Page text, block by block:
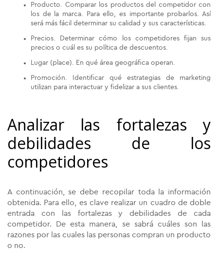
Producto. Comparar los productos del competidor con
los de la marca. Para ello, es importante probarlos. Así
será más fácil determinar su calidad y sus características.
Precios. Determinar cómo los competidores fijan sus
precios o cuál es su política de descuentos.
Lugar (place). En qué área geográfica operan.
Promoción. Identificar qué estrategias de marketing
utilizan para interactuar y fidelizar a sus clientes.
Analizar las fortalezas y
debilidades de los
competidores
A continuación, se debe recopilar toda la información
obtenida. Para ello, es clave realizar un cuadro de doble
entrada con las fortalezas y debilidades de cada
competidor. De esta manera, se sabrá cuáles son las
razones por las cuales las personas compran un producto
o no.